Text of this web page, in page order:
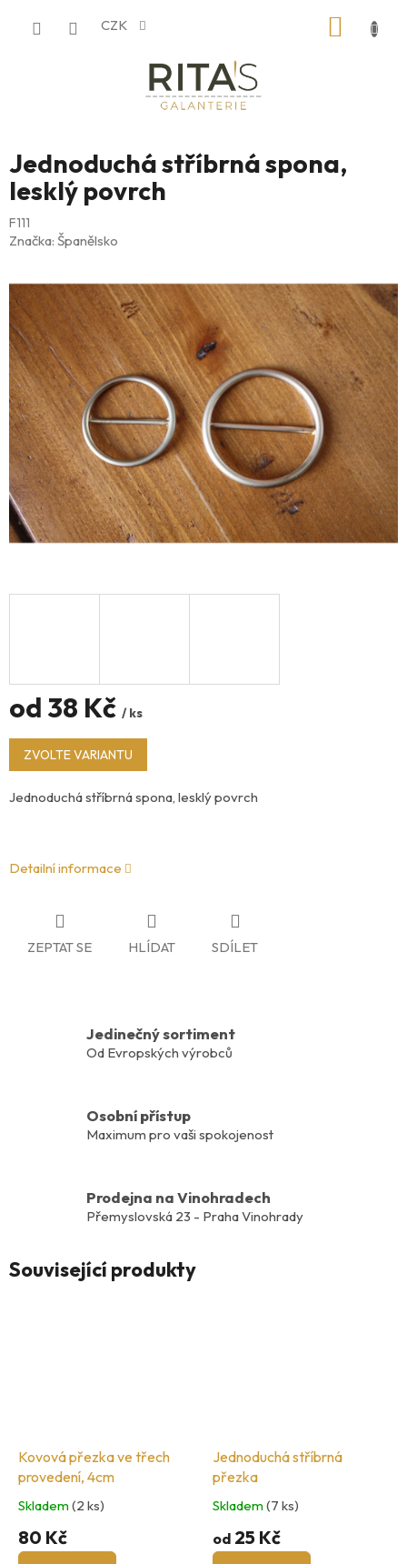
CZK
Jednoduchá stříbrná spona,
lesklý povrch
F111
Značka: Španělsko
od 38 Kč / ks
Měrná
cena:
ZVOLTE VARIANTU
Jednoduchá stříbrná spona, lesklý povrch
Detailní informace
ZEPTAT SE HLÍDAT SDÍLET
Jedinečný sortiment
Od Evropských výrobců
Osobní přístup
Maximum pro vaši spokojenost
Prodejna na Vinohradech
Přemyslovská 23 - Praha Vinohrady
Související produkty
Kovová přezka ve třech
provedení, 4cm
Skladem(2 ks)
80 Kč
Jednoduchá stříbrná
přezka
Skladem(7 ks)
od 25 Kč